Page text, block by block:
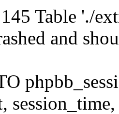
Table './
and